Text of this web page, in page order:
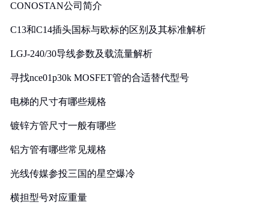
CONOSTAN公司简介
C13和C14插头国标与欧标的区别及其标准解析
LGJ-240/30导线参数及载流量解析
寻找nce01p30k MOSFET管的合适替代型号
电梯的尺寸有哪些规格
镀锌方管尺寸一般有哪些
铝方管有哪些常见规格
光线传媒参投三国的星空爆冷
横担型号对应重量